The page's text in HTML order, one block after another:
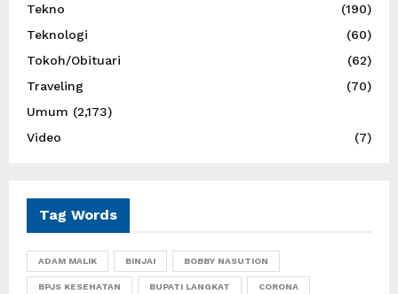
Tekno
(190)
Teknologi
(60)
Tokoh/Obituari
(62)
Traveling
(70)
Umum (2,173)
Video
(7)
Tag Words
ADAM MALIK BINJAI BOBBY NASUTION
BPJS KESEHATAN BUPATI LANGKAT CORONA